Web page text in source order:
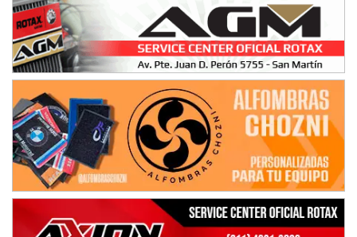
TUCUMANO - F5
Juan Navarro (Asfalto)
El Timbó (Tucumán)
COBERTURA ESPECIAL DE E-KART.COM.AR
08/09-AGO
IAME SERIES ARGENTINA 6
Ramiro Tot (Asfalto)
Baradero (Buenos Aires)
KDO - F6
Ciudad de Trenque Lauquen (Asfalto)
Trenque Lauquen (Buenos Aires)